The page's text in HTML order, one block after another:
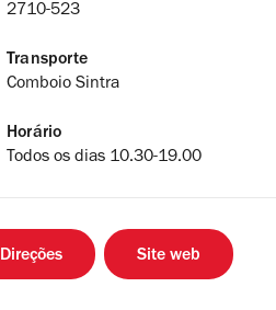
2710-523
Transporte
Comboio Sintra
Horário
Todos os dias 10.30-19.00
Direções Site web